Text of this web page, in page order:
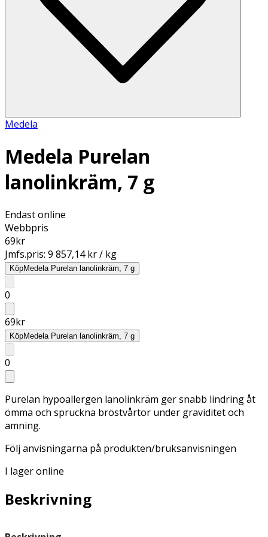
Medela
Medela Purelan
lanolinkräm, 7 g
Endast online
Webbpris
69kr
Jmfs.pris: 9 857,14 kr / kg
KöpMedela Purelan lanolinkräm, 7 g
0
69kr
KöpMedela Purelan lanolinkräm, 7 g
0
Purelan hypoallergen lanolinkräm ger snabb lindring åt
ömma och spruckna bröstvårtor under graviditet och
amning.
Följ anvisningarna på produkten/bruksanvisningen
I lager online
Beskrivning